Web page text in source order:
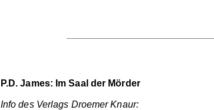
P.D. James: Im Saal der Mörder
Info des Verlags Droemer Knaur: